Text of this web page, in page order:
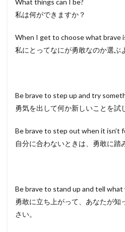
What things can I be?
私は何ができますか？
When I get to choose what brave
私にとってなにが勇敢なのか選ぶ
Be brave to step up and try
勇気を出して何か新しいことを試
Be brave to step out when it isn’t
自分に合わないときは、勇敢に踏
Be brave to stand up and tell what
勇敢に立ち上がって、あなたが知
さい。